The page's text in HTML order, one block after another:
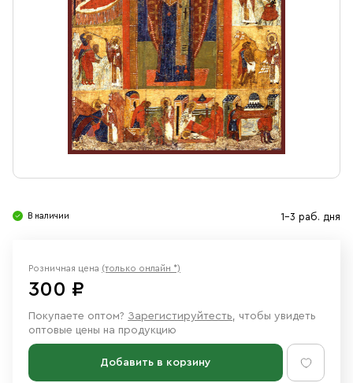
Ювелирные изделия
В наличии 1-3 раб. дня
Розничная цена (только онлайн *)
300 ₽
Покупаете оптом? Зарегистируйтесть, чтобы увидеть
оптовые цены на продукцию
Добавить в корзину